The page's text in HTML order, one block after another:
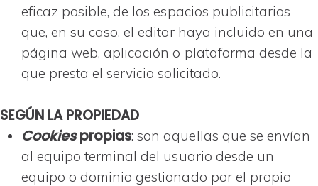
eficaz posible, de los espacios publicitarios
que, en su caso, el editor haya incluido en una
página web, aplicación o plataforma desde la
que presta el servicio solicitado.
SEGÚN LA PROPIEDAD
Cookiespropias: son aquellas que se envían
al equipo terminal del usuario desde un
equipo o dominio gestionado por el propio